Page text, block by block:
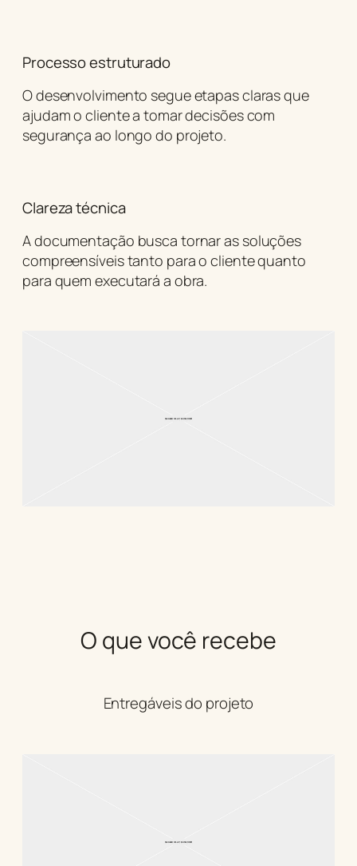
Processo estruturado
O desenvolvimento segue etapas claras que
ajudam o cliente a tomar decisões com
segurança ao longo do projeto.
Clareza técnica
A documentação busca tornar as soluções
compreensíveis tanto para o cliente quanto
para quem executará a obra.
O que você recebe
Entregáveis do projeto